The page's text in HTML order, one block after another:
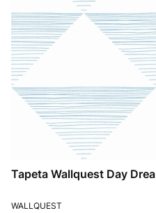
Tapeta Wallquest Day
PRODUCENT
WALLQUEST